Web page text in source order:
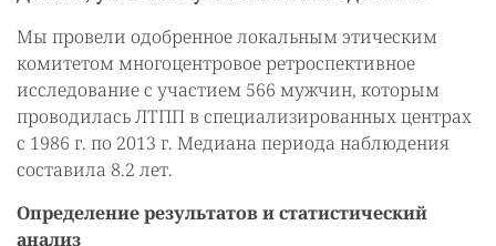
Мы провели одобренное локальным этическим
комитетом многоцентровое ретроспективное
исследование с участием 566 мужчин, которым
проводилась ЛТПП в специализированных центрах
с 1986 г. по 2013 г. Медиана периода наблюдения
составила 8.2 лет.
Определение результатов и статистический
анализ